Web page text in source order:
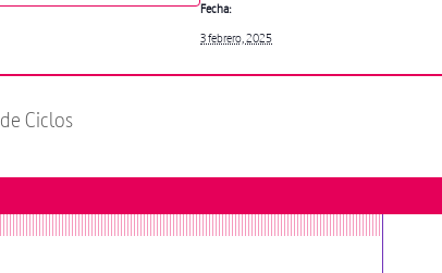
Fecha:
3 febrero, 2025
Ciclos